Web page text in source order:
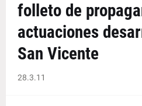
folleto de
actuaciones
San Vicente
28.3.11